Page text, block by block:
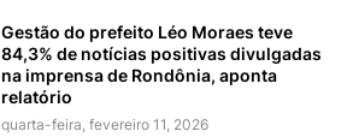
Gestão do prefeito Léo Moraes teve
84,3% de notícias positivas divulgadas
na imprensa de Rondônia, aponta
relatório
quarta-feira, fevereiro 11, 2026